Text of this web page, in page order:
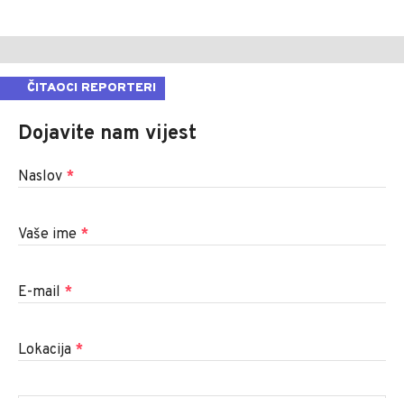
ČITAOCI REPORTERI
Dojavite nam vijest
Naslov *
Vaše ime *
E-mail *
Lokacija *